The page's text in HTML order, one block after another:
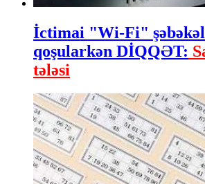
İctimai "Wi-Fi"
qoşularkən DİQQƏT:
tələsi